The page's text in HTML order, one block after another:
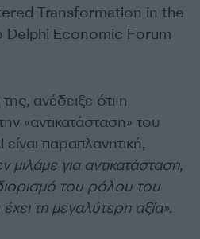
Transformation in the
Economic Forum
ανέδειξε ότι η
«αντικατάσταση» του
παραπλανητική,
μιλάμε για αντικατάσταση,
του ρόλου του
τη μεγαλύτερη αξία».